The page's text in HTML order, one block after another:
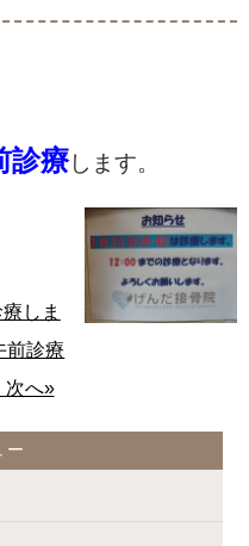
診療します。
しま
前診療
次へ»
ー